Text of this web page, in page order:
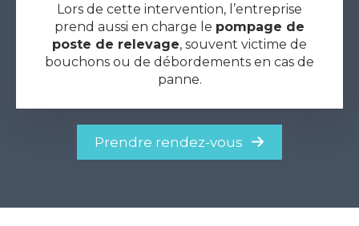
Lors de cette intervention, l’entreprise
prend aussi en charge le pompage de
poste de relevage, souvent victime de
bouchons ou de débordements en cas de
panne.
Prendre rendez-vous